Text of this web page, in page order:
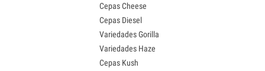
Cepas Cheese
Cepas Diesel
Variedades Gorilla
Variedades Haze
Cepas Kush